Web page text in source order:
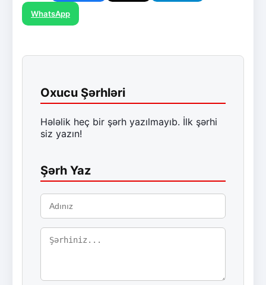
WhatsApp
Oxucu Şərhləri
Hələlik heç bir şərh yazılmayıb. İlk şərhi
siz yazın!
Şərh Yaz